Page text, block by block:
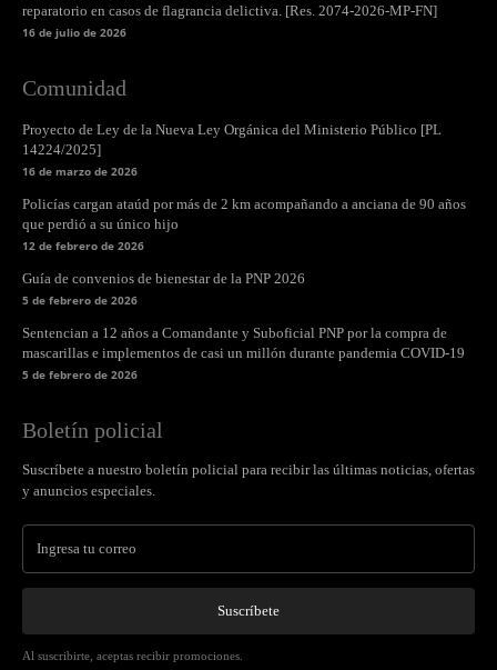
reparatorio en casos de flagrancia delictiva. [Res. 2074-2026-MP-FN]
16 de julio de 2026
Comunidad
Proyecto de Ley de la Nueva Ley Orgánica del Ministerio Público [PL
14224/2025]
16 de marzo de 2026
Policías cargan ataúd por más de 2 km acompañando a anciana de 90 años
que perdió a su único hijo
12 de febrero de 2026
Guía de convenios de bienestar de la PNP 2026
5 de febrero de 2026
Sentencian a 12 años a Comandante y Suboficial PNP por la compra de
mascarillas e implementos de casi un millón durante pandemia COVID-19
5 de febrero de 2026
Boletín policial
Suscríbete a nuestro boletín policial para recibir las últimas noticias, ofertas
y anuncios especiales.
Suscríbete
Al suscribirte, aceptas recibir promociones.